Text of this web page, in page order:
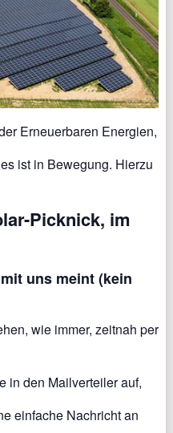
Erneuerbaren Energien,
ist in Bewegung. Hierzu
Picknick, im
uns meint (kein
wie immer, zeitnah per
in den Mailverteiler auf,
einfache Nachricht an